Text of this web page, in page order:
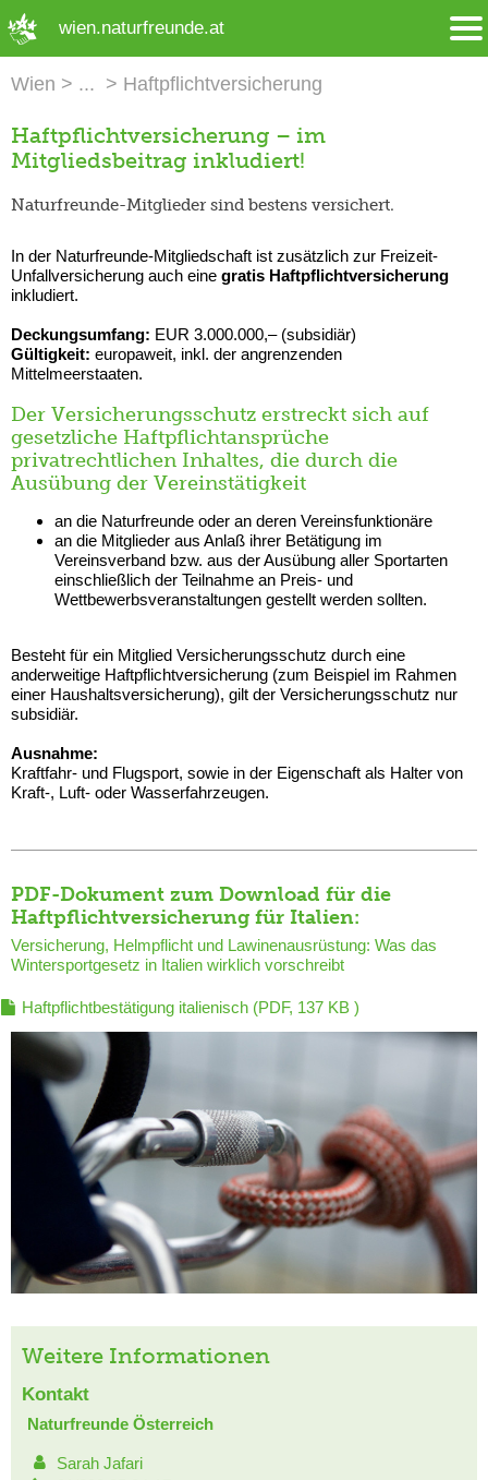
wien.naturfreunde.at
Wien Haftpflichtversicherung
Haftpflichtversicherung – im
Mitgliedsbeitrag inkludiert!
Naturfreunde-Mitglieder sind bestens versichert.
In der Naturfreunde-Mitgliedschaft ist zusätzlich zur Freizeit-
Unfallversicherung auch eine gratis Haftpflichtversicherung
inkludiert.
Deckungsumfang: EUR 3.000.000,– (subsidiär)
Gültigkeit: europaweit, inkl. der angrenzenden
Mittelmeerstaaten.
Der Versicherungsschutz erstreckt sich auf
gesetzliche Haftpflichtansprüche
privatrechtlichen Inhaltes, die durch die
Ausübung der Vereinstätigkeit
an die Naturfreunde oder an deren Vereinsfunktionäre
an die Mitglieder aus Anlaß ihrer Betätigung im
Vereinsverband bzw. aus der Ausübung aller Sportarten
einschließlich der Teilnahme an Preis- und
Wettbewerbsveranstaltungen gestellt werden sollten.
Besteht für ein Mitglied Versicherungsschutz durch eine
anderweitige Haftpflichtversicherung (zum Beispiel im Rahmen
einer Haushaltsversicherung), gilt der Versicherungsschutz nur
subsidiär.
Ausnahme:
Kraftfahr- und Flugsport, sowie in der Eigenschaft als Halter von
Kraft-, Luft- oder Wasserfahrzeugen.
PDF-Dokument zum Download für die
Haftpflichtversicherung für Italien:
Versicherung, Helmpflicht und Lawinenausrüstung: Was das
Wintersportgesetz in Italien wirklich vorschreibt
Haftpflichtbestätigung italienisch (PDF, 137 KB )
Weitere Informationen
Kontakt
Naturfreunde Österreich
Sarah Jafari